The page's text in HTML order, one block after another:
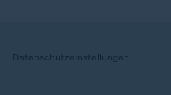
Datenschutzeinstellungen